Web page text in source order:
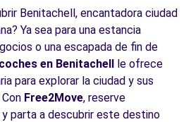
Benitachell, encantadora ciudad
Ya sea para una estancia
o una escapada de fin de
en Benitachell le ofrece
para explorar la ciudad y sus
Free2Move, reserve
parta a descubrir este destino